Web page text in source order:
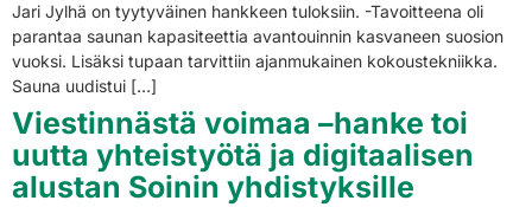
Jari Jylhä on tyytyväinen hankkeen tuloksiin. -Tavoitteena oli
parantaa saunan kapasiteettia avantouinnin kasvaneen suosion
vuoksi. Lisäksi tupaan tarvittiin ajanmukainen kokoustekniikka.
Sauna uudistui […]
Viestinnästä voimaa –hanke toi
uutta yhteistyötä ja digitaalisen
alustan Soinin yhdistyksille